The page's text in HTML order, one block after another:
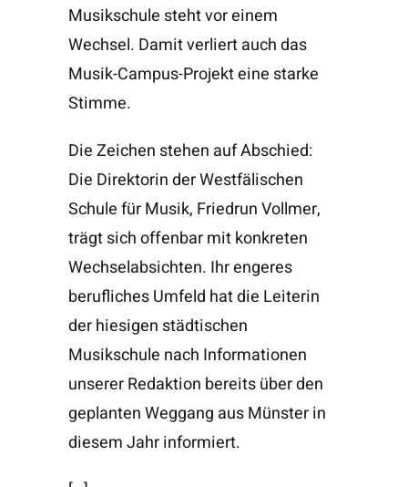
Musikschule steht vor einem
Wechsel. Damit verliert auch das
Musik-Campus-Projekt eine starke
Stimme.
Die Zeichen stehen auf Abschied:
Die Direktorin der Westfälischen
Schule für Musik, Friedrun Vollmer,
trägt sich offenbar mit konkreten
Wechselabsichten. Ihr engeres
berufliches Umfeld hat die Leiterin
der hiesigen städtischen
Musikschule nach Informationen
unserer Redaktion bereits über den
geplanten Weggang aus Münster in
diesem Jahr informiert.